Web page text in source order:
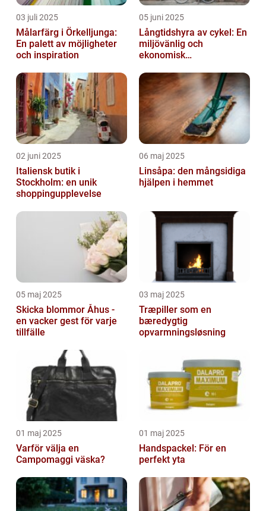
03 juli 2025
Målarfärg i Örkelljunga:
En palett av möjligheter
och inspiration
05 juni 2025
Långtidshyra av cykel: En
miljövänlig och
ekonomisk
02 juni 2025
Italiensk butik i
Stockholm: en unik
shoppingupplevelse
06 maj 2025
Linsåpa: den mångsidiga
hjälpen i hemmet
05 maj 2025
Skicka blommor Åhus -
en vacker gest för varje
tillfälle
03 maj 2025
Træpiller som en
bæredygtig
opvarmningsløsning
01 maj 2025
Varför välja en
Campomaggi väska?
01 maj 2025
Handspackel: För en
perfekt yta